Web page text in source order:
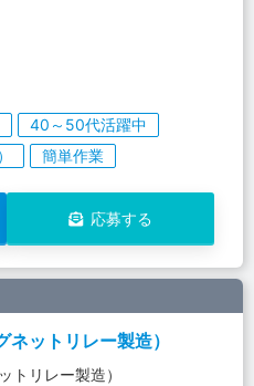
40～50代活躍中
簡単作業
応募する
ットリレー製造）
トリレー製造）